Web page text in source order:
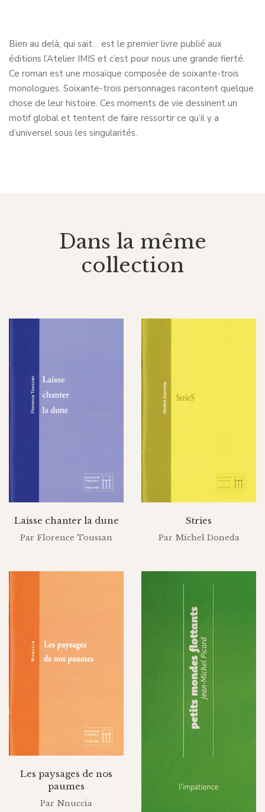
Bien au delà, qui sait… est le premier livre publié aux
éditions l’Atelier IMIS et c’est pour nous une grande fierté.
Ce roman est une mosaïque composée de soixante-trois
monologues. Soixante-trois personnages racontent quelque
chose de leur histoire. Ces moments de vie dessinent un
motif global et tentent de faire ressortir ce qu’il y a
d’universel sous les singularités.
Dans la même
collection
Laisse chanter la dune
Par Florence Toussan
Stries
Par Michel Doneda
Les paysages de nos
paumes
Par Nnuccia